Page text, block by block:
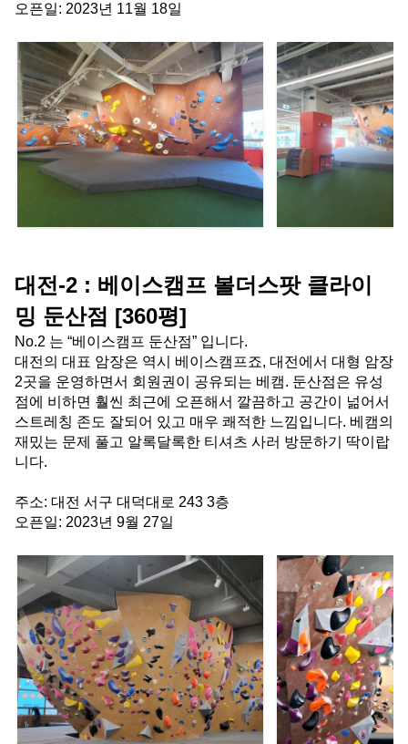
오픈일: 2023년 11월 18일
대전-2 : 베이스캠프 볼더스팟 클라이
밍 둔산점 [360평]
No.2 는 “베이스캠프 둔산점” 입니다.
대전의 대표 암장은 역시 베이스캠프죠, 대전에서 대형 암장
2곳을 운영하면서 회원권이 공유되는 베캠. 둔산점은 유성
점에 비하면 훨씬 최근에 오픈해서 깔끔하고 공간이 넒어서
스트레칭 존도 잘되어 있고 매우 쾌적한 느낌입니다. 베캠의
재밌는 문제 풀고 알록달록한 티셔츠 사러 방문하기 딱이랍
니다.
주소: 대전 서구 대덕대로 243 3층
오픈일: 2023년 9월 27일